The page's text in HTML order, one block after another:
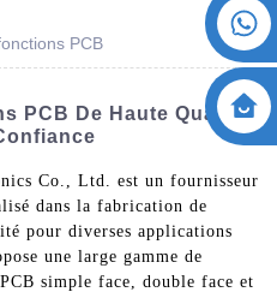
PCB
PCB De Haute Qualité -
Co., Ltd. est un fournisseur
dans la fabrication de
pour diverses applications
une large gamme de
simple face, double face et